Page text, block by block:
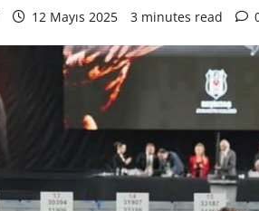
12 Mayıs 2025 3 minutes read